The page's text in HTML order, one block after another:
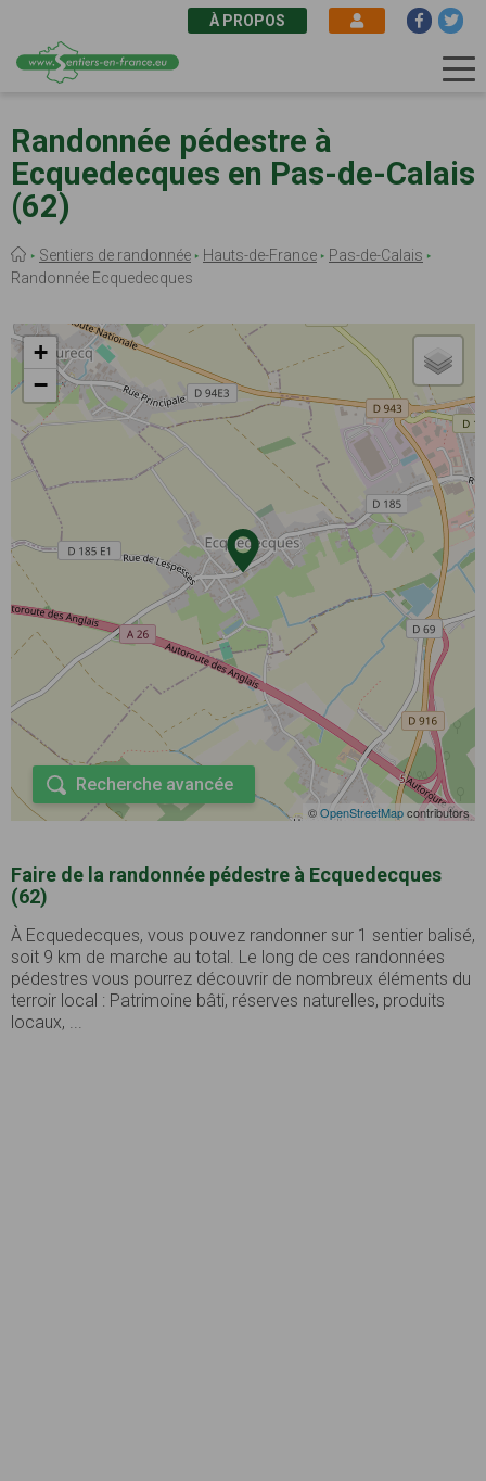
au
contenu
principal
À PROPOS
Randonnée pédestre à
Ecquedecques en Pas-de-Calais
(62)
Fil
d'Ariane
Sentiers de randonnée Hauts-de-France
Pas-de-Calais
Randonnée Ecquedecques
+
−
©OpenStreetMapcontributors
Recherche avancée
Faire de la randonnée pédestre à Ecquedecques
(62)
À Ecquedecques, vous pouvez randonner sur 1 sentier balisé,
soit 9 km de marche au total. Le long de ces randonnées
pédestres vous pourrez découvrir de nombreux éléments du
terroir local : Patrimoine bâti, réserves naturelles, produits
locaux, ...